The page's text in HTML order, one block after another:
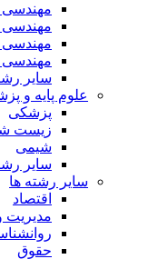
مهندسی
سایر
علوم پایه و
پزشکی
زیست
شیمی
سایر
سایر رشته ها
اقتصاد
مدیریت
حقوق